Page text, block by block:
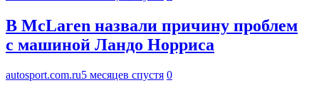
В McLaren назвали причину проблем
с машиной Ландо Норриса
autosport.com.ru5 месяцев спустя 0